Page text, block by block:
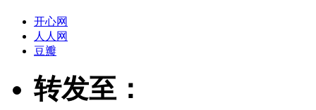
开心网
人人网
豆瓣
转发至：